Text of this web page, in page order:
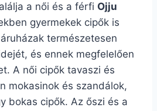
a női és a férfi Ojju
gyermekek cipők is
természetesen
és ennek megfelelően
A női cipők tavaszi és
mokasinok és szandálok,
bokas cipők. Az őszi és a